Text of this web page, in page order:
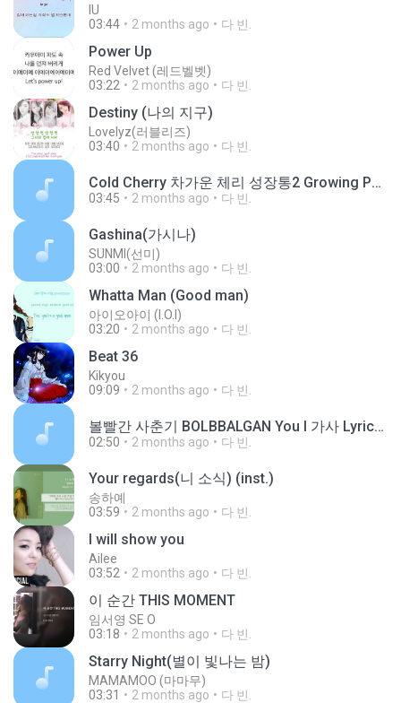
IU
03:44
2 months ago 다 빈.
Power Up
Red Velvet (레드벨벳)
03:22
2 months ago 다 빈.
Destiny (나의 지구)
Lovelyz(러블리즈)
03:40
2 months ago 다 빈.
Cold Cherry 차가운 체리 성장통2 Growing Pain2 Heirs OST.m4a
03:45 2 months ago 다 빈.
Gashina(가시나)
SUNMI(선미)
03:00
2 months ago 다 빈.
Whatta Man (Good man)
아이오아이 (I.O.I)
03:20
2 months ago 다 빈.
Beat 36
Kikyou
09:09
2 months ago 다 빈.
볼빨간 사춘기 BOLBBALGAN You I 가사 Lyrics.m4a
02:50 2 months ago 다 빈.
Your regards(니 소식) (inst.)
송하예
03:59
2 months ago 다 빈.
I will show you
Ailee
03:52
2 months ago 다 빈.
이 순간 THIS MOMENT
임서영 SE O
03:18
2 months ago 다 빈.
Starry Night(별이 빛나는 밤)
MAMAMOO (마마무)
03:31
2 months ago 다 빈.